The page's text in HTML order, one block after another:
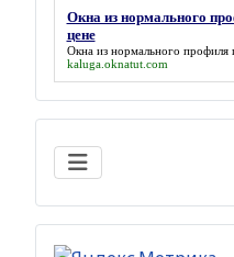
Окна из нормального
цене
Окна из нормального профиля
kaluga.oknatut.com